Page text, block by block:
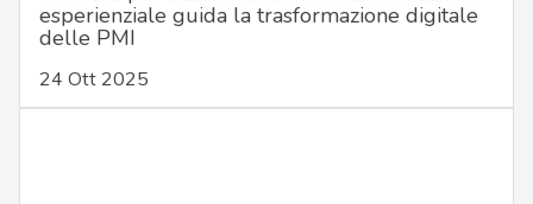
esperienziale guida la trasformazione digitale
delle PMI
24 Ott 2025